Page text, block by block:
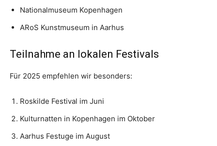
Nationalmuseum Kopenhagen
ARoS Kunstmuseum in Aarhus
Teilnahme an lokalen Festivals
Für 2025 empfehlen wir besonders:
Roskilde Festival im Juni
Kulturnatten in Kopenhagen im Oktober
Aarhus Festuge im August